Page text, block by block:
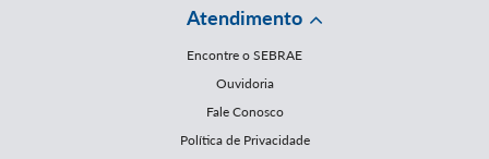
Atendimento
Encontre o SEBRAE
Ouvidoria
Fale Conosco
Política de Privacidade